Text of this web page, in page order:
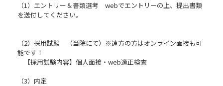
（1）エントリー＆書類選考 webでエントリーの上、提出書類
を送付してください。
（2）採用試験 （当院にて）※遠方の方はオンライン面接も可
能です！
【採用試験内容】個人面接・web適正検査
（3）内定